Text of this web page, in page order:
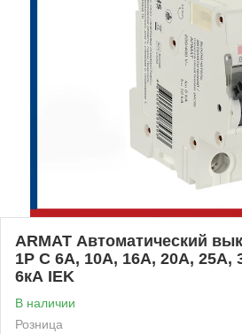
ARMAT Автоматический
1P C 6А, 10А, 16А, 20А, 25А,
6кА IEK
В наличии
Розница